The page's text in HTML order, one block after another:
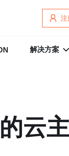
注
解决方案
云